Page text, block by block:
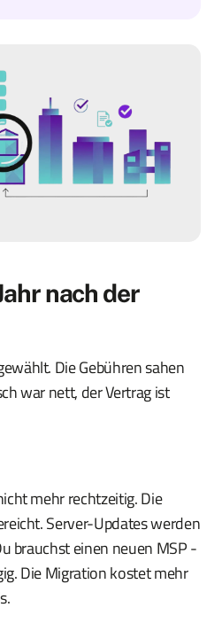
nach der
Die Gebühren sahen
war nett, der Vertrag ist
mehr rechtzeitig. Die
Server-Updates werden
brauchst einen neuen MSP -
Die Migration kostet mehr